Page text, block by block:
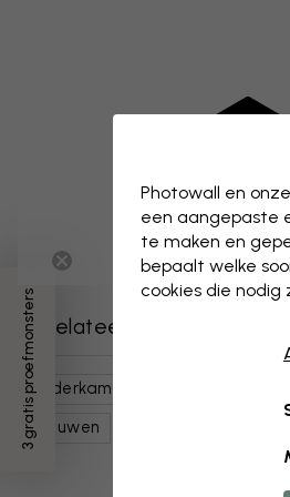
Gerelateerde categorieën
Kinderkamer
Leeuwen
3 gratis proefmonsters
Photowall en
een aangepaste
te maken en
bepaalt welke
cookies die